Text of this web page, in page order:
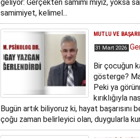
geliyor: Gerçekten samimi miyiz, yoksa
samimiyet, kelimel...
MUTLU VE
31 Mart 2026
Bir çocuğun
gösterge?
Peki ya
kırıklığıyla
Bugün artık biliyoruz ki, hayat
çoğu zaman belirleyici olan, duygularla